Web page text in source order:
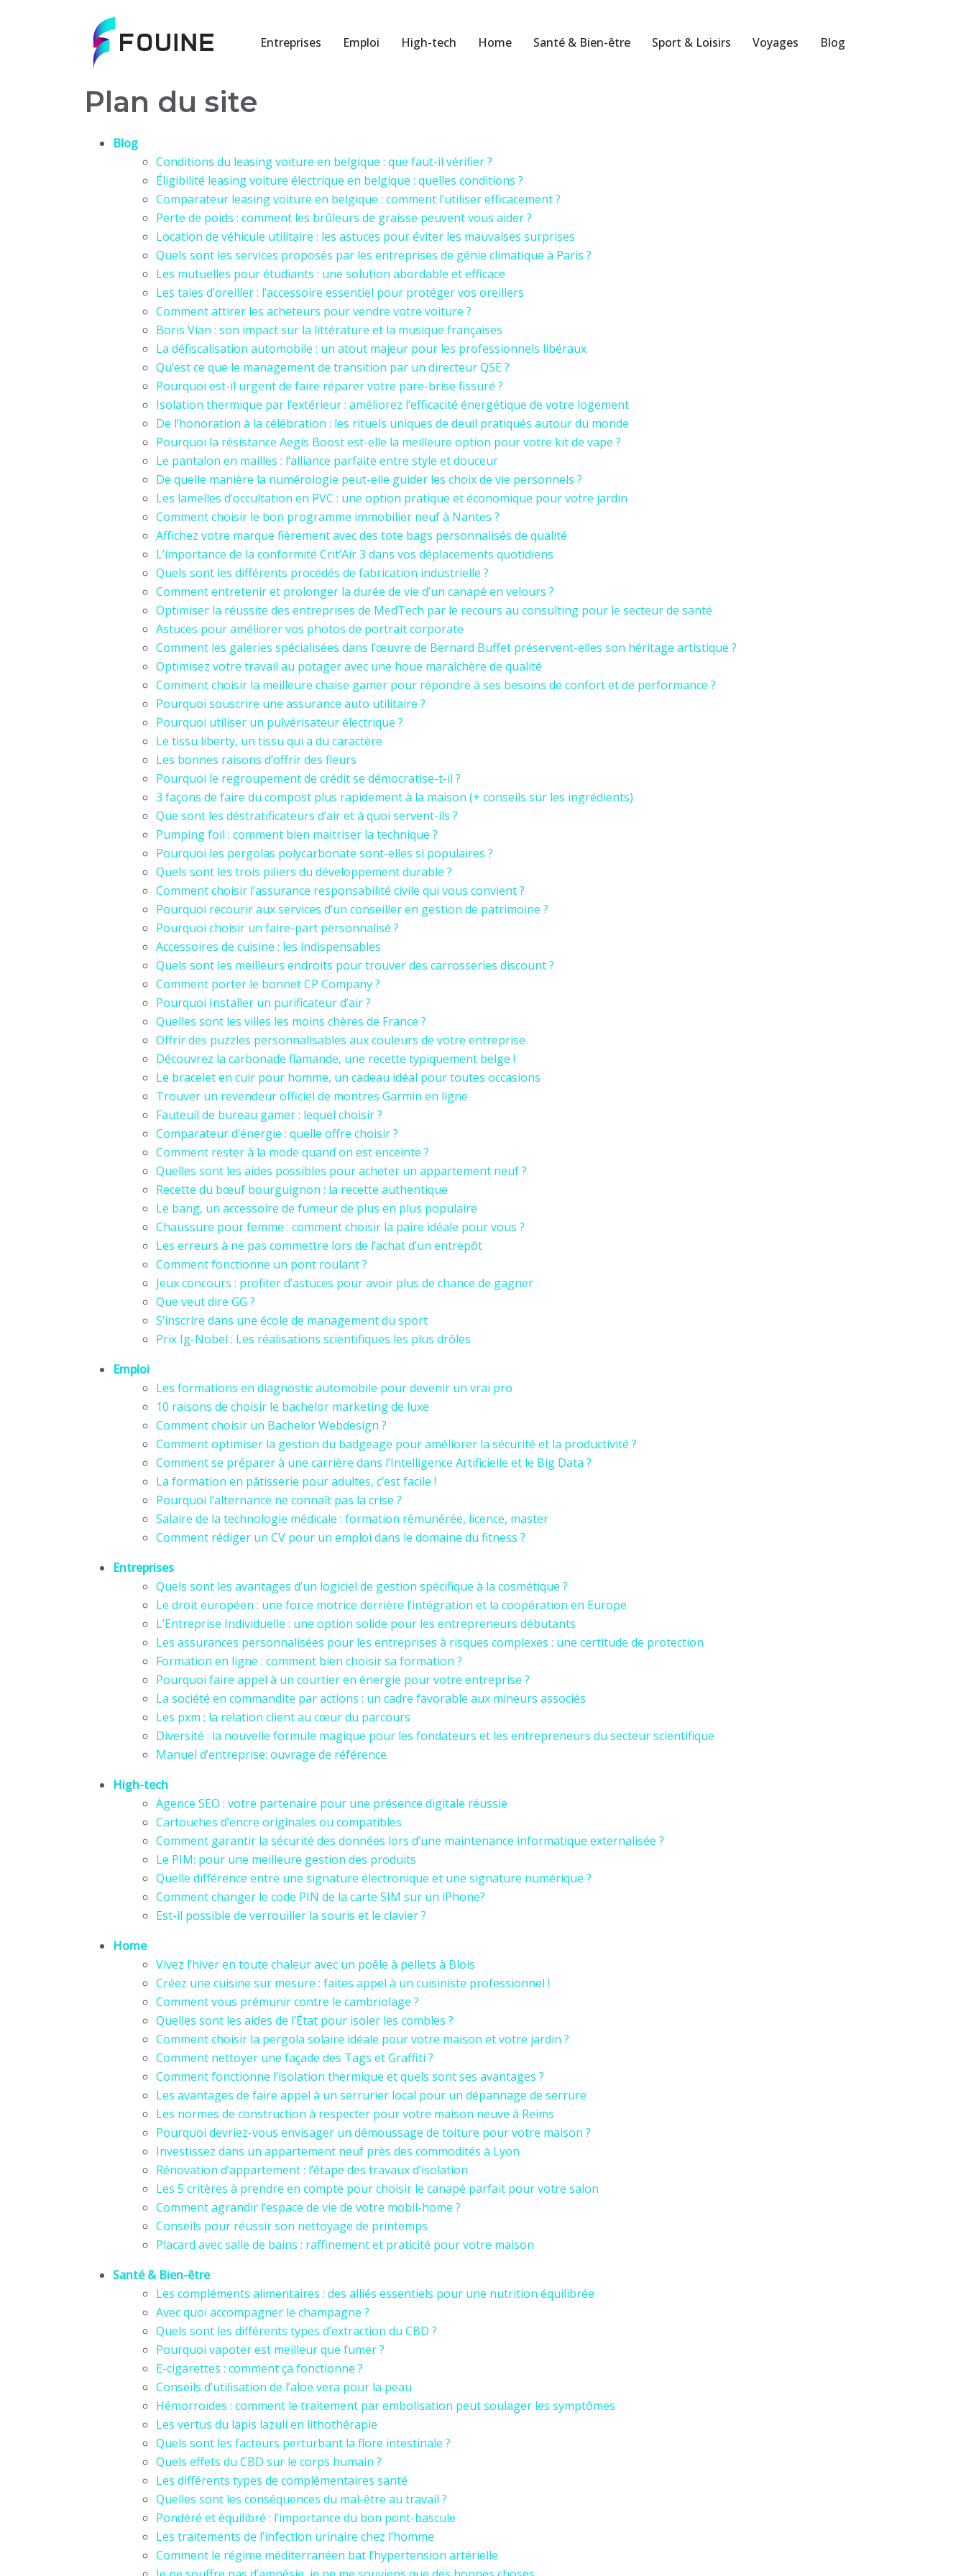
Entreprises Emploi High-tech Home Santé & Bien-être Sport & Loisirs Voyages Blog
Plan du site
Blog
Conditions du leasing voiture en belgique : que faut-il vérifier ?
Éligibilité leasing voiture électrique en belgique : quelles conditions ?
Comparateur leasing voiture en belgique : comment l’utiliser efficacement ?
Perte de poids : comment les brûleurs de graisse peuvent vous aider ?
Location de véhicule utilitaire : les astuces pour éviter les mauvaises surprises
Quels sont les services proposés par les entreprises de génie climatique à Paris ?
Les mutuelles pour étudiants : une solution abordable et efficace
Les taies d’oreiller : l’accessoire essentiel pour protéger vos oreillers
Comment attirer les acheteurs pour vendre votre voiture ?
Boris Vian : son impact sur la littérature et la musique françaises
La défiscalisation automobile : un atout majeur pour les professionnels libéraux
Qu’est ce que le management de transition par un directeur QSE ?
Pourquoi est-il urgent de faire réparer votre pare-brise fissuré ?
Isolation thermique par l’extérieur : améliorez l’efficacité énergétique de votre logement
De l’honoration à la célébration : les rituels uniques de deuil pratiqués autour du monde
Pourquoi la résistance Aegis Boost est-elle la meilleure option pour votre kit de vape ?
Le pantalon en mailles : l’alliance parfaite entre style et douceur
De quelle manière la numérologie peut-elle guider les choix de vie personnels ?
Les lamelles d’occultation en PVC : une option pratique et économique pour votre jardin
Comment choisir le bon programme immobilier neuf à Nantes ?
Affichez votre marque fièrement avec des tote bags personnalisés de qualité
L’importance de la conformité Crit’Air 3 dans vos déplacements quotidiens
Quels sont les différents procédés de fabrication industrielle ?
Comment entretenir et prolonger la durée de vie d’un canapé en velours ?
Optimiser la réussite des entreprises de MedTech par le recours au consulting pour le secteur de santé
Astuces pour améliorer vos photos de portrait corporate
Comment les galeries spécialisées dans l’œuvre de Bernard Buffet préservent-elles son héritage artistique ?
Optimisez votre travail au potager avec une houe maraîchère de qualité
Comment choisir la meilleure chaise gamer pour répondre à ses besoins de confort et de performance ?
Pourquoi souscrire une assurance auto utilitaire ?
Pourquoi utiliser un pulvérisateur électrique ?
Le tissu liberty, un tissu qui a du caractère
Les bonnes raisons d’offrir des fleurs
Pourquoi le regroupement de crédit se démocratise-t-il ?
3 façons de faire du compost plus rapidement à la maison (+ conseils sur les ingrédients)
Que sont les déstratificateurs d’air et à quoi servent-ils ?
Pumping foil : comment bien maitriser la technique ?
Pourquoi les pergolas polycarbonate sont-elles si populaires ?
Quels sont les trois piliers du développement durable ?
Comment choisir l’assurance responsabilité civile qui vous convient ?
Pourquoi recourir aux services d’un conseiller en gestion de patrimoine ?
Pourquoi choisir un faire-part personnalisé ?
Accessoires de cuisine : les indispensables
Quels sont les meilleurs endroits pour trouver des carrosseries discount ?
Comment porter le bonnet CP Company ?
Pourquoi Installer un purificateur d’air ?
Quelles sont les villes les moins chères de France ?
Offrir des puzzles personnalisables aux couleurs de votre entreprise
Découvrez la carbonade flamande, une recette typiquement belge !
Le bracelet en cuir pour homme, un cadeau idéal pour toutes occasions
Trouver un revendeur officiel de montres Garmin en ligne
Fauteuil de bureau gamer : lequel choisir ?
Comparateur d’énergie : quelle offre choisir ?
Comment rester à la mode quand on est enceinte ?
Quelles sont les aides possibles pour acheter un appartement neuf ?
Recette du bœuf bourguignon : la recette authentique
Le bang, un accessoire de fumeur de plus en plus populaire
Chaussure pour femme : comment choisir la paire idéale pour vous ?
Les erreurs à ne pas commettre lors de l’achat d’un entrepôt
Comment fonctionne un pont roulant ?
Jeux concours : profiter d’astuces pour avoir plus de chance de gagner
Que veut dire GG ?
S’inscrire dans une école de management du sport
Prix Ig-Nobel : Les réalisations scientifiques les plus drôles
Emploi
Les formations en diagnostic automobile pour devenir un vrai pro
10 raisons de choisir le bachelor marketing de luxe
Comment choisir un Bachelor Webdesign ?
Comment optimiser la gestion du badgeage pour améliorer la sécurité et la productivité ?
Comment se préparer à une carrière dans l’Intelligence Artificielle et le Big Data ?
La formation en pâtisserie pour adultes, c’est facile !
Pourquoi l’alternance ne connaît pas la crise ?
Salaire de la technologie médicale : formation rémunérée, licence, master
Comment rédiger un CV pour un emploi dans le domaine du fitness ?
Entreprises
Quels sont les avantages d’un logiciel de gestion spécifique à la cosmétique ?
Le droit européen : une force motrice derrière l’intégration et la coopération en Europe
L’Entreprise Individuelle : une option solide pour les entrepreneurs débutants
Les assurances personnalisées pour les entreprises à risques complexes : une certitude de protection
Formation en ligne : comment bien choisir sa formation ?
Pourquoi faire appel à un courtier en énergie pour votre entreprise ?
La société en commandite par actions : un cadre favorable aux mineurs associés
Les pxm : la relation client au cœur du parcours
Diversité : la nouvelle formule magique pour les fondateurs et les entrepreneurs du secteur scientifique
Manuel d’entreprise: ouvrage de référence
High-tech
Agence SEO : votre partenaire pour une présence digitale réussie
Cartouches d’encre originales ou compatibles
Comment garantir la sécurité des données lors d’une maintenance informatique externalisée ?
Le PIM: pour une meilleure gestion des produits
Quelle différence entre une signature électronique et une signature numérique ?
Comment changer le code PIN de la carte SIM sur un iPhone?
Est-il possible de verrouiller la souris et le clavier ?
Home
Vivez l’hiver en toute chaleur avec un poêle à pellets à Blois
Créez une cuisine sur mesure : faites appel à un cuisiniste professionnel !
Comment vous prémunir contre le cambriolage ?
Quelles sont les aides de l’État pour isoler les combles ?
Comment choisir la pergola solaire idéale pour votre maison et votre jardin ?
Comment nettoyer une façade des Tags et Graffiti ?
Comment fonctionne l’isolation thermique et quels sont ses avantages ?
Les avantages de faire appel à un serrurier local pour un dépannage de serrure
Les normes de construction à respecter pour votre maison neuve à Reims
Pourquoi devriez-vous envisager un démoussage de toiture pour votre maison ?
Investissez dans un appartement neuf près des commodités à Lyon
Rénovation d’appartement : l’étape des travaux d’isolation
Les 5 critères à prendre en compte pour choisir le canapé parfait pour votre salon
Comment agrandir l’espace de vie de votre mobil-home ?
Conseils pour réussir son nettoyage de printemps
Placard avec salle de bains : raffinement et praticité pour votre maison
Santé & Bien-être
Les compléments alimentaires : des alliés essentiels pour une nutrition équilibrée
Avec quoi accompagner le champagne ?
Quels sont les différents types d’extraction du CBD ?
Pourquoi vapoter est meilleur que fumer ?
E-cigarettes : comment ça fonctionne ?
Conseils d’utilisation de l’aloe vera pour la peau
Hémorroïdes : comment le traitement par embolisation peut soulager les symptômes
Les vertus du lapis lazuli en lithothérapie
Quels sont les facteurs perturbant la flore intestinale ?
Quels effets du CBD sur le corps humain ?
Les différents types de complémentaires santé
Quelles sont les conséquences du mal-être au travail ?
Pondéré et équilibré : l’importance du bon pont-bascule
Les traitements de l’infection urinaire chez l’homme
Comment le régime méditerranéen bat l’hypertension artérielle